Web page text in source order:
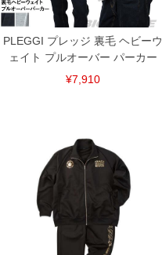
PLEGGI プレッジ 裏毛 ヘビーウ
ェイト プルオーバー パーカー
¥7,910